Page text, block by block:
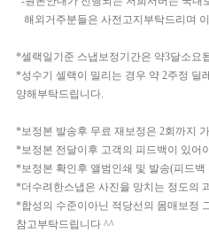
해외거주분들은 사전고지부탁드리며
*셀랙일기준 스냅보정기간은 약3달소요
*성수기 셀랙이 밀리는 경우 약 2주정 딜
양해부탁드립니다.
*보정본 발송후 무료 재보정은 2회까지
*보정본 전달이후 고객의 피드백이 있어
*보정본 확인후 앨범인쇄 및 발송(피드백
*더수려한스냅은 사진을 망치는 정도의
*합성의 수준이아닌 적당선의 몸매보정
참고부탁드립니다 ^^